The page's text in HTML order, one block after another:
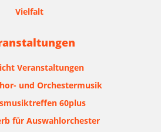
Vielfalt
Veranstaltungen
und Orchestermusik
60plus
für Auswahlorchester